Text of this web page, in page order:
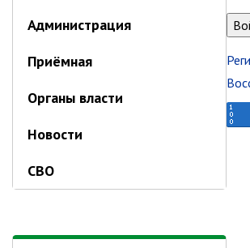
развития
Отдел по учёту и
Администрация
Приёмная
Органы власти
Новости
СВО